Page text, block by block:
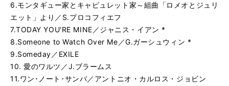
6.モンタギュー家とキャピュレット家～組曲「ロメオとジュリ
エット」より／S.プロコフィエフ
7.TODAY YOU'RE MINE／ジャニス・イアン *
8.Someone to Watch Over Me／G.ガーシュウィン *
9.Someday／EXILE
10. 愛のワルツ／J.ブラームス
11.ワン･ノート･サンバ／アントニオ・カルロス・ジョビン